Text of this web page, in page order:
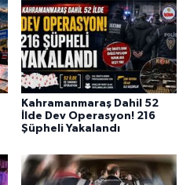
Kahramanmaraş Dahil 52
İlde Dev Operasyon! 216
Şüpheli Yakalandı